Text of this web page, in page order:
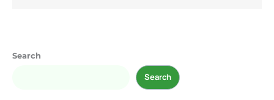
Search
Search